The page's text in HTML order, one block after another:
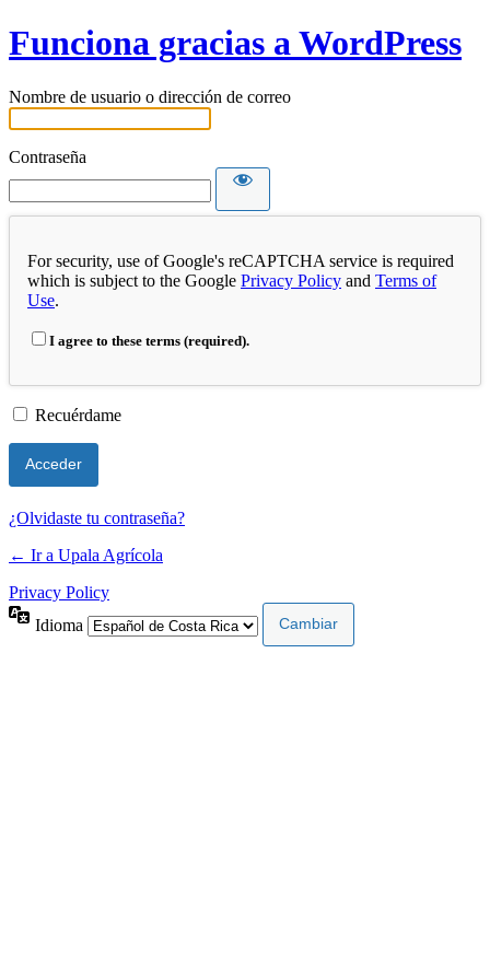
Funciona gracias a WordPress
Nombre de usuario o dirección de correo
Contraseña
For security, use of Google's reCAPTCHA service is required
which is subject to the Google Privacy Policy and Terms of
Use.
I agree to these terms (required).
Recuérdame
¿Olvidaste tu contraseña?
← Ir a Upala Agrícola
Privacy Policy
Idioma